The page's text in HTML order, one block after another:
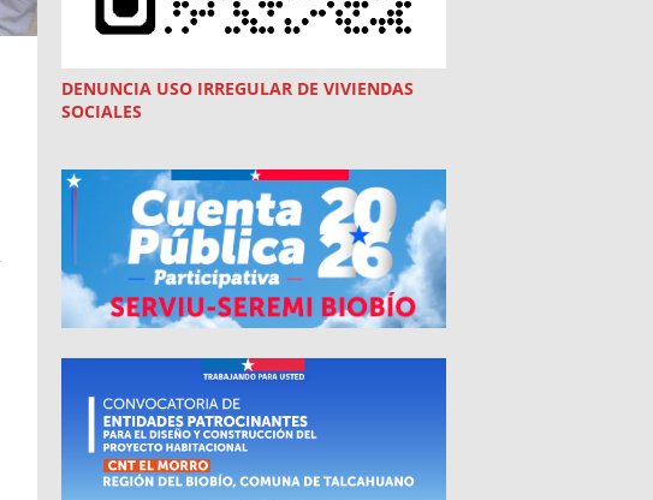
DENUNCIA USO IRREGULAR DE VIVIENDAS
SOCIALES